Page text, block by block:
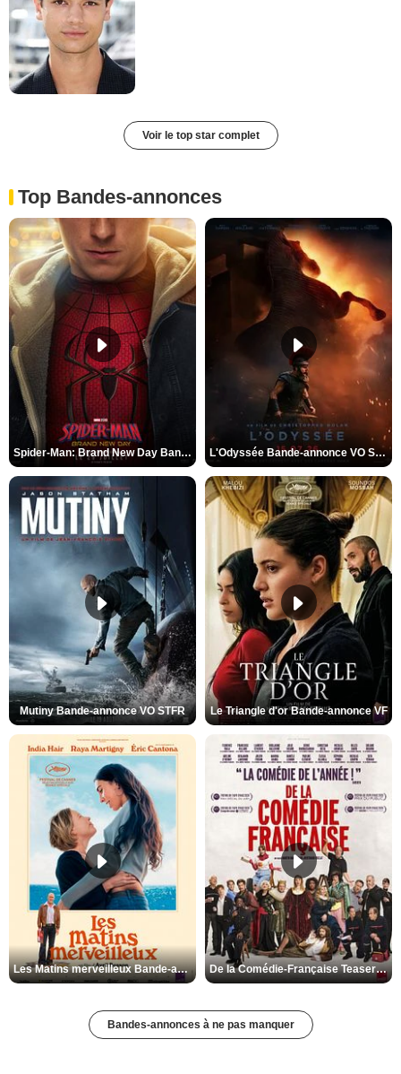
Voir le top star complet
Top Bandes-annonces
Spider-Man: Brand New Day Bande-annonce VO STFR L'Odyssée Bande-annonce VO STFR
Mutiny Bande-annonce VO STFR Le Triangle d'or Bande-annonce VF
Les Matins merveilleux Bande-annonce VF De la Comédie-Française Teaser VF
Bandes-annonces à ne pas manquer